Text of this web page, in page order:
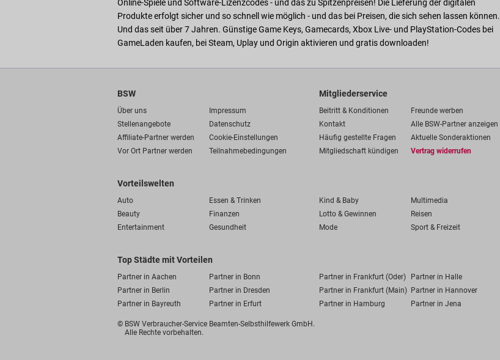
Online-Spiele und Software-Lizenzcodes - und das zu Spitzenpreisen! Die Lieferung der digitalen
Produkte erfolgt sicher und so schnell wie möglich - und das bei Preisen, die sich sehen lassen können.
Und das seit über 7 Jahren. Günstige Game Keys, Gamecards, Xbox Live- und PlayStation-Codes bei
GameLaden kaufen, bei Steam, Uplay und Origin aktivieren und gratis downloaden!
BSW
Über uns
Impressum
Stellenangebote
Datenschutz
Affiliate-Partner werden
Cookie-Einstellungen
Vor Ort Partner werden
Teilnahmebedingungen
Mitgliederservice
Beitritt & Konditionen
Freunde werben
Kontakt
Alle BSW-Partner anzeigen
Häufig gestellte Fragen
Aktuelle Sonderaktionen
Mitgliedschaft kündigen
Vertrag widerrufen
Vorteilswelten
Auto Essen & Trinken Kind & Baby
Multimedia
Beauty
Finanzen Lotto & Gewinnen
Reisen
Entertainment
Gesundheit Mode Sport & Freizeit
Top Städte mit Vorteilen
Partner in Aachen Partner in Bonn Partner in Frankfurt (Oder) Partner in Halle
Partner in Berlin
Partner in Dresden Partner in Frankfurt (Main) Partner in Hannover
Partner in Bayreuth
Partner in Erfurt Partner in Hamburg Partner in Jena
© BSW Verbraucher-Service Beamten-Selbsthilfewerk GmbH.
Alle Rechte vorbehalten.